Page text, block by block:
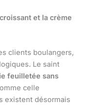
et la crème
clients boulangers,
Le saint
feuilletée sans
celle
existent désormais